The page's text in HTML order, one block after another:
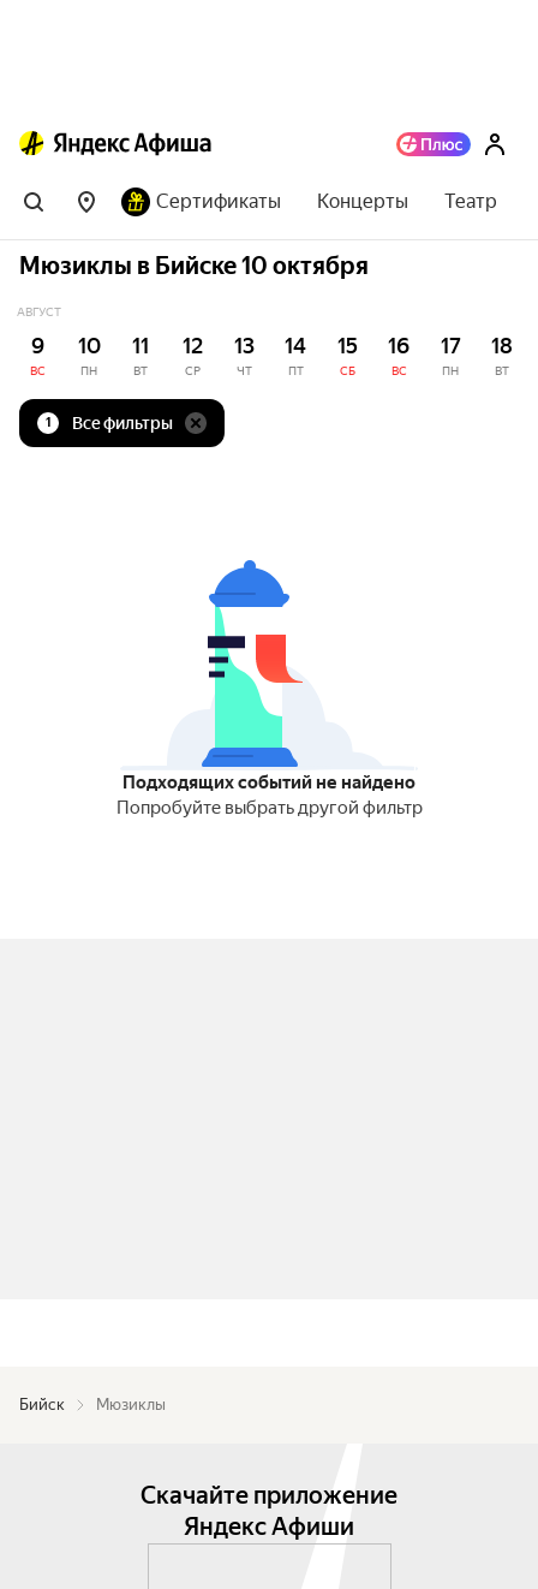
Сертификаты Концерты Театр
Мюзиклы в Бийске 10 октября
АВГУСТ
9
ВС
10
ПН
11
ВТ
12
СР
13
ЧТ
14
ПТ
15
СБ
16
ВС
17
ПН
18
ВТ
1 Все фильтры
Подходящих событий не найдено
Попробуйте выбрать другой фильтр
Бийск Мюзиклы
Скачайте приложение
Яндекс Афиши